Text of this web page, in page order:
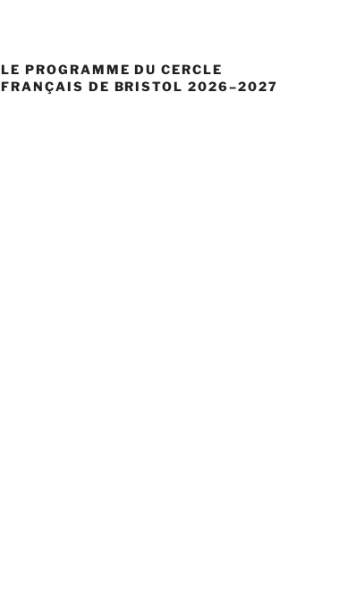
LE PROGRAMME DU CERCLE
FRANÇAIS DE BRISTOL 2026–2027